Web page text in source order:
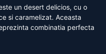
un desert delicios, cu o
si caramelizat. Aceasta
combinatia perfecta